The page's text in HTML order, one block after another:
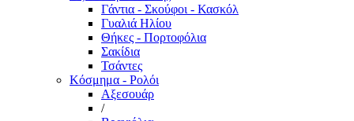
Γάντια - Σκούφοι - Κασκόλ
Γυαλιά Ηλίου
Θήκες - Πορτοφόλια
Σακίδια
Τσάντες
Κόσμημα - Ρολόι
Αξεσουάρ
/